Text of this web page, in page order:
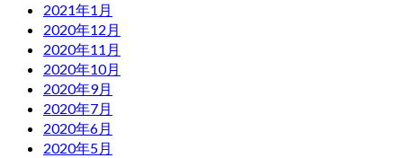
2021年1月
2020年12月
2020年11月
2020年10月
2020年9月
2020年7月
2020年6月
2020年5月